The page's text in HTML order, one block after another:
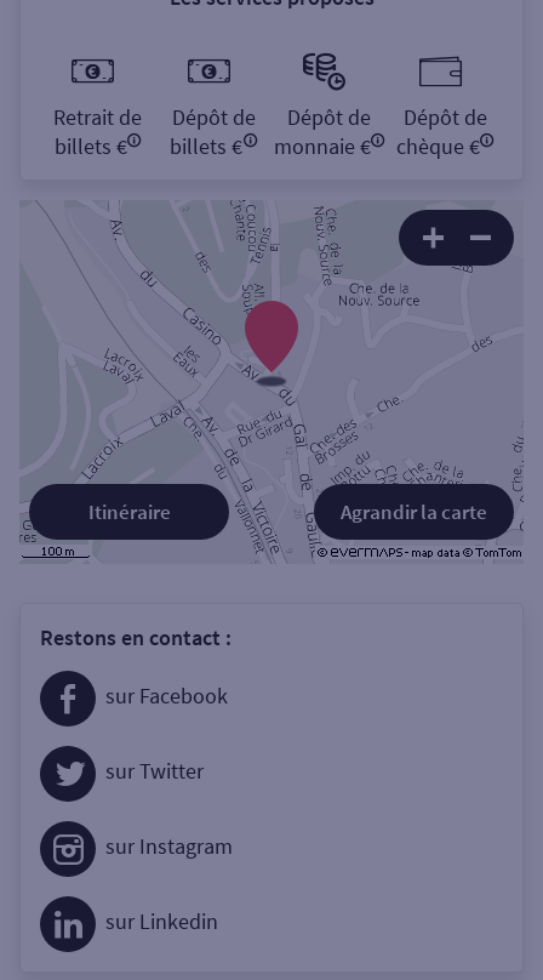
Retrait de
billets €
Dépôt de
billets €
Dépôt de
monnaie €
Dépôt de
chèque €
Agrandir la carte
Itinéraire
Restons en contact :
sur Facebook
sur Twitter
sur Instagram
sur Linkedin